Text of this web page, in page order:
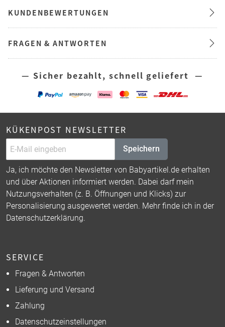
KUNDENBEWERTUNGEN
FRAGEN & ANTWORTEN
— Sicher bezahlt, schnell geliefert —
KÜKENPOST NEWSLETTER
Speichern
Ja, ich möchte den Newsletter von Babyartikel.de erhalten
und über Aktionen informiert werden. Dabei darf mein
Nutzungsverhalten (z. B. Öffnungen und Klicks) zur
Personalisierung ausgewertet werden. Mehr finde ich in der
Datenschutzerklärung.
SERVICE
Fragen & Antworten
Lieferung und Versand
Zahlung
Datenschutzeinstellungen